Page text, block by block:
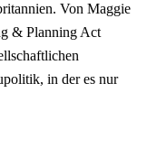
Von Maggie
& Planning Act
in der es nur